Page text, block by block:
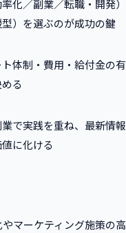
化／副業／転職・開発
）を選ぶのが成功の鍵
体制・費用・給付金の
る
で実践を重ね、最新情
に化ける
マーケティング施策の